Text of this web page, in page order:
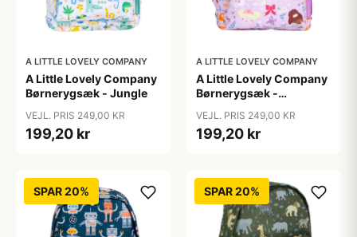
A LITTLE LOVELY COMPANY
A Little Lovely Company
Børnerygsæk - Jungle
VEJL. PRIS 249,00 KR
199,20 kr
A LITTLE LOVELY COMPANY
A Little Lovely Company
Børnerygsæk -
VEJL. PRIS 249,00 KR
199,20 kr
SPAR 20% SPAR 20%